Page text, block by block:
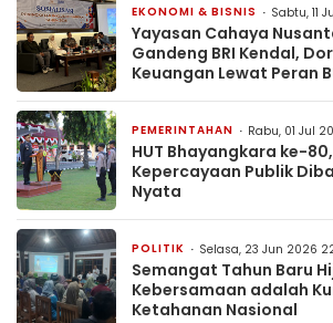
EKONOMI & BISNIS Sabtu, 11
Yayasan Cahaya
Gandeng BRI Kendal,
Keuangan Lewat Peran
PEMERINTAHAN Rabu, 01 Jul
HUT Bhayangkara ke-
Kepercayaan Publik
Nyata
POLITIK Selasa, 23 Jun 2026
Semangat Tahun Baru
Kebersamaan adalah
Ketahanan Nasional